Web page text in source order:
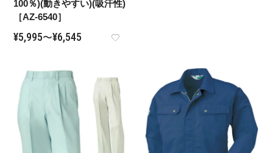
100％)(動きやすい)(吸汗性)
［AZ-6540］
¥5,995〜¥6,545